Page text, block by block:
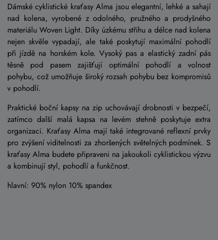
Dámské cyklistické kraťasy Alma jsou elegantní, lehké a sahají
nad kolena, vyrobené z odolného, ​​pružného a prodyšného
materiálu Woven Light. Díky úzkému střihu a délce nad kolena
nejen skvěle vypadají, ale také poskytují maximální pohodlí
při jízdě na horském kole. Vysoký pas a elastický zadní pás
těsně pod pasem zajišťují optimální pohodlí a volnost
pohybu, což umožňuje široký rozsah pohybu bez kompromisů
v pohodlí.
Praktické boční kapsy na zip uchovávají drobnosti v bezpečí,
zatímco další malá kapsa na levém stehně poskytuje extra
organizaci. Kraťasy Alma mají také integrované reflexní prvky
pro zvýšení viditelnosti za zhoršených světelných podmínek. S
kraťasy Alma budete připraveni na jakoukoli cyklistickou výzvu
a kombinují styl, pohodlí a funkčnost.
hlavní: 90% nylon 10% spandex